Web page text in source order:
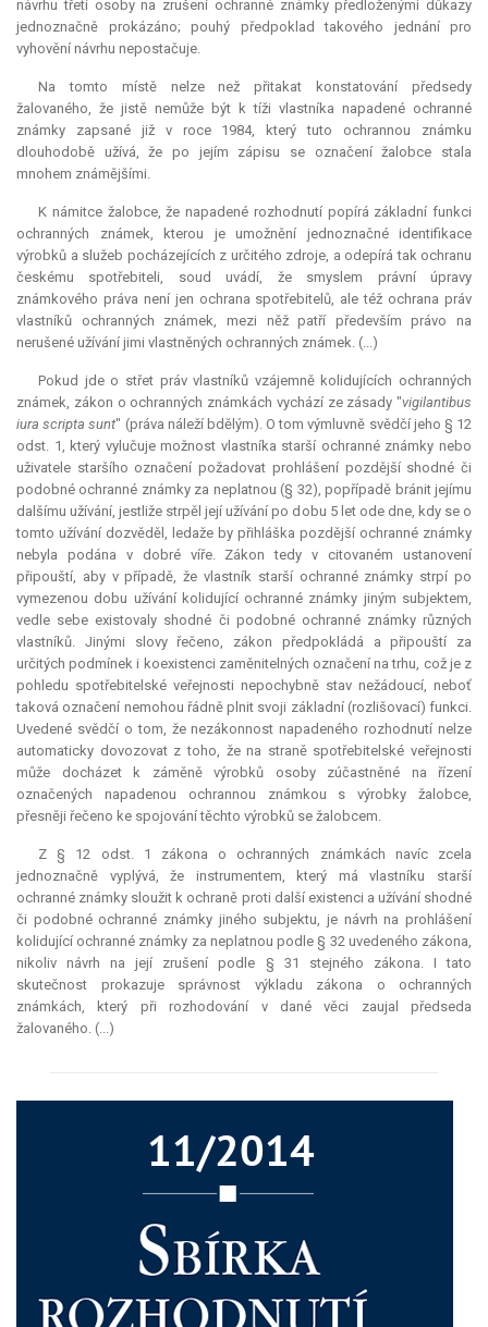
návrhu třetí osoby na zrušení ochranné známky předloženými důkazy
jednoznačně prokázáno; pouhý předpoklad takového jednání pro
vyhovění návrhu nepostačuje.
Na tomto místě nelze než přitakat konstatování předsedy
žalovaného, že jistě nemůže být k tíži vlastníka napadené ochranné
známky zapsané již v roce 1984, který tuto ochrannou známku
dlouhodobě užívá, že po jejím zápisu se označení žalobce stala
mnohem známějšími.
K námitce žalobce, že napadené rozhodnutí popírá základní funkci
ochranných známek, kterou je umožnění jednoznačné identifikace
výrobků a služeb pocházejících z určitého zdroje, a odepírá tak ochranu
českému spotřebiteli, soud uvádí, že smyslem právní úpravy
známkového práva není jen ochrana spotřebitelů, ale též ochrana práv
vlastníků ochranných známek, mezi něž patří především právo na
nerušené užívání jimi vlastněných ochranných známek. (...)
Pokud jde o střet práv vlastníků vzájemně kolidujících ochranných
známek, zákon o ochranných známkách vychází ze zásady "vigilantibus
iura scripta sunt" (práva náleží bdělým). O tom výmluvně svědčí jeho § 12
odst. 1, který vylučuje možnost vlastníka starší ochranné známky nebo
uživatele staršího označení požadovat prohlášení pozdější shodné či
podobné ochranné známky za neplatnou (§ 32), popřípadě bránit jejímu
dalšímu užívání, jestliže strpěl její užívání po dobu 5 let ode dne, kdy se o
tomto užívání dozvěděl, ledaže by přihláška pozdější ochranné známky
nebyla podána v dobré víře. Zákon tedy v citovaném ustanovení
připouští, aby v případě, že vlastník starší ochranné známky strpí po
vymezenou dobu užívání kolidující ochranné známky jiným subjektem,
vedle sebe existovaly shodné či podobné ochranné známky různých
vlastníků. Jinými slovy řečeno, zákon předpokládá a připouští za
určitých podmínek i koexistenci zaměnitelných označení na trhu, což je z
pohledu spotřebitelské veřejnosti nepochybně stav nežádoucí, neboť
taková označení nemohou řádně plnit svoji základní (rozlišovací) funkci.
Uvedené svědčí o tom, že nezákonnost napadeného rozhodnutí nelze
automaticky dovozovat z toho, že na straně spotřebitelské veřejnosti
může docházet k záměně výrobků osoby zúčastněné na řízení
označených napadenou ochrannou známkou s výrobky žalobce,
přesněji řečeno ke spojování těchto výrobků se žalobcem.
Z § 12 odst. 1 zákona o ochranných známkách navíc zcela
jednoznačně vyplývá, že instrumentem, který má vlastníku starší
ochranné známky sloužit k ochraně proti další existenci a užívání shodné
či podobné ochranné známky jiného subjektu, je návrh na prohlášení
kolidující ochranné známky za neplatnou podle § 32 uvedeného zákona,
nikoliv návrh na její zrušení podle § 31 stejného zákona. I tato
skutečnost prokazuje správnost výkladu zákona o ochranných
známkách, který při rozhodování v dané věci zaujal předseda
žalovaného. (...)